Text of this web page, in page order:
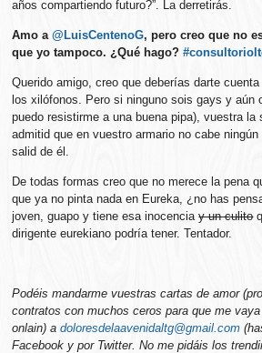
años compartiendo futuro?”. La derretirás.
Amo a@LuisCentenoG, pero creo que no
que yo tampoco. ¿Qué hago?
Querido amigo, creo que deberías darte
los xilófonos. Pero si ninguno sois gays y aún
puedo resistirme a una buena pipa), vuestra
admitid que en vuestro armario no cabe
salid de él.
De todas formas creo que no merece la pena
que ya no pinta nada en Eureka, ¿no has
joven, guapo y tiene esa inocenciay un culito
dirigente eurekiano podría tener. Tentador.
Podéis mandarme vuestras cartas de amor
contratos con muchos ceros para que me
onlain) adoloresdelaavenidaltg@gmail.com
Facebook y por Twitter. No me pidáis los